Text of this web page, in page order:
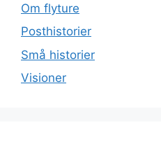
Om flyture
Posthistorier
Små historier
Visioner